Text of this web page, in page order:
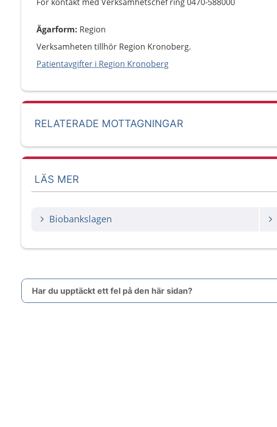
Ägarform: Region
Verksamheten tillhör Region Kronoberg.
Patientavgifter i Region Kronoberg
RELATERADE MOTTAGNINGAR
LÄS MER
Biobankslagen
Har du upptäckt ett fel på den här sidan?